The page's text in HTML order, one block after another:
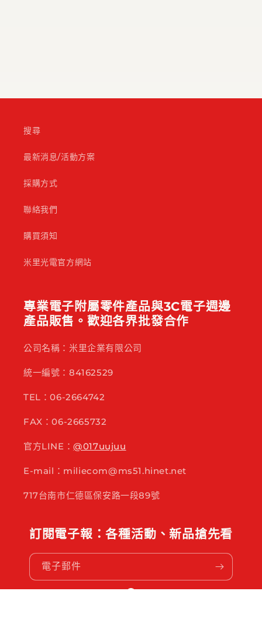
搜尋
最新消息/活動方案
採購方式
聯絡我們
購買須知
米里光電官方網站
專業電子附屬零件產品與3C電子週邊
產品販售。歡迎各界批發合作
公司名稱：米里企業有限公司
統一編號：84162529
TEL：06-2664742
FAX：06-2665732
官方LINE：@017uujuu
E-mail：miliecom@ms51.hinet.net
717台南市仁德區保安路一段89號
訂閱電子報：各種活動、新品搶先看
電子郵件